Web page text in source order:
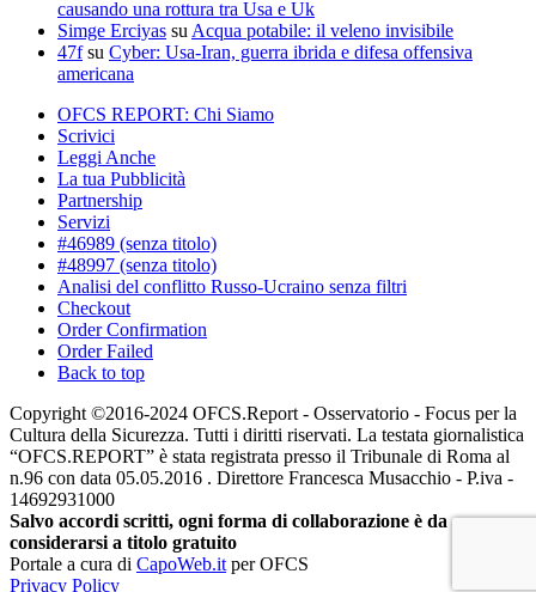
causando una rottura tra Usa e Uk
Simge Erciyas su Acqua potabile: il veleno invisibile
47fsu Cyber: Usa-Iran, guerra ibrida e difesa offensiva
americana
OFCS REPORT: Chi Siamo
Scrivici
Leggi Anche
La tua Pubblicità
Partnership
Servizi
#46989 (senza titolo)
#48997 (senza titolo)
Analisi del conflitto Russo-Ucraino senza filtri
Checkout
Order Confirmation
Order Failed
Back to top
Copyright ©2016-2024 OFCS.Report - Osservatorio - Focus per la
Cultura della Sicurezza. Tutti i diritti riservati. La testata giornalistica
“OFCS.REPORT” è stata registrata presso il Tribunale di Roma al
n.96 con data 05.05.2016 . Direttore Francesca Musacchio - P.iva -
14692931000
Salvo accordi scritti, ogni forma di collaborazione è da
considerarsi a titolo gratuito
Portale a cura di CapoWeb.it per OFCS
Privacy Policy